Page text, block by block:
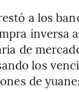
a los
inversa
de
los
de